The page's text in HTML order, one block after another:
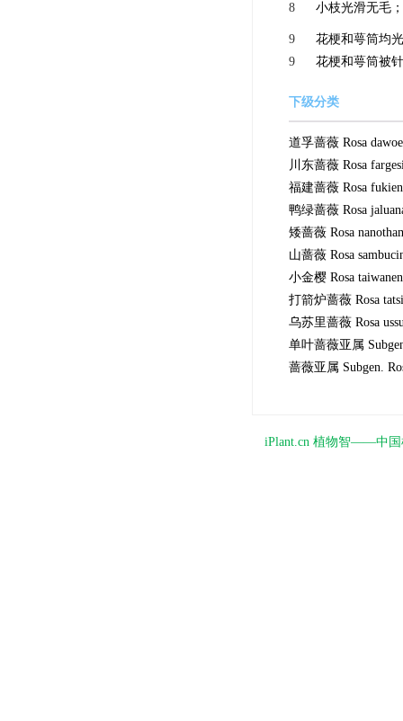
8 小枝光滑无毛
9
花梗和萼筒均
9
花梗和萼筒被
下级分类
道孚蔷薇 Rosa
川东蔷薇 Rosa
福建蔷薇 Rosa
鸭绿蔷薇 Rosa
矮蔷薇 Rosa
山蔷薇 Rosa
小金樱 Rosa
打箭炉蔷薇 Rosa
乌苏里蔷薇 Rosa
单叶蔷薇亚属
蔷薇亚属 Subgen.
iPlant.cn 植物智——中国